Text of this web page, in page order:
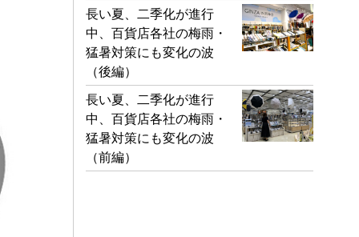
長い夏、二季化が進行
中、百貨店各社の梅雨・
猛暑対策にも変化の波
（後編）
長い夏、二季化が進行
中、百貨店各社の梅雨・
猛暑対策にも変化の波
（前編）